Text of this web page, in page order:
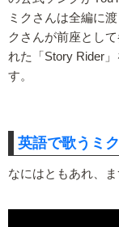
ミクさんは全編に
クさんが前座とし
れた「Story Rider
す。
英語で歌うミ
なにはともあれ、